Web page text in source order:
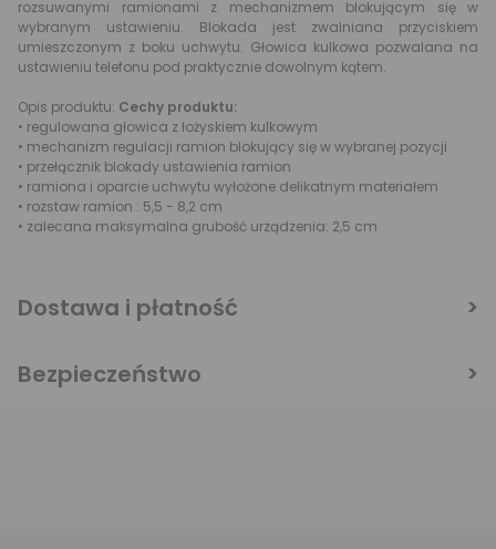
rozsuwanymi ramionami z mechanizmem blokującym się w
wybranym ustawieniu. Blokada jest zwalniana przyciskiem
umieszczonym z boku uchwytu. Głowica kulkowa pozwalana na
ustawieniu telefonu pod praktycznie dowolnym kątem.
Opis produktu: Cechy produktu:
• regulowana głowica z łożyskiem kulkowym
• mechanizm regulacji ramion blokujący się w wybranej pozycji
• przełącznik blokady ustawienia ramion
• ramiona i oparcie uchwytu wyłożone delikatnym materiałem
• rozstaw ramion : 5,5 - 8,2 cm
• zalecana maksymalna grubość urządzenia: 2,5 cm
Dostawa i płatność
Bezpieczeństwo